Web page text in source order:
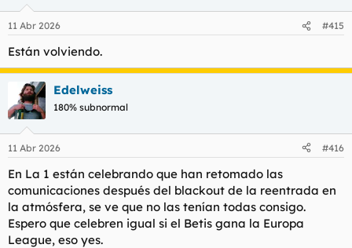
e
:
11 Abr 2026 #415
Están volviendo.
Edelweiss
180% subnormal
11 Abr 2026 #416
En La 1 están celebrando que han retomado las
comunicaciones después del blackout de la reentrada en
la atmósfera, se ve que no las tenían todas consigo.
Espero que celebren igual si el Betis gana la Europa
League, eso yes.